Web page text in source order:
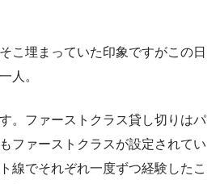
こ埋まっていた印象ですがこの日
人。
。ファーストクラス貸し切りはパ
ファーストクラスが設定されてい
線でそれぞれ一度ずつ経験したこ